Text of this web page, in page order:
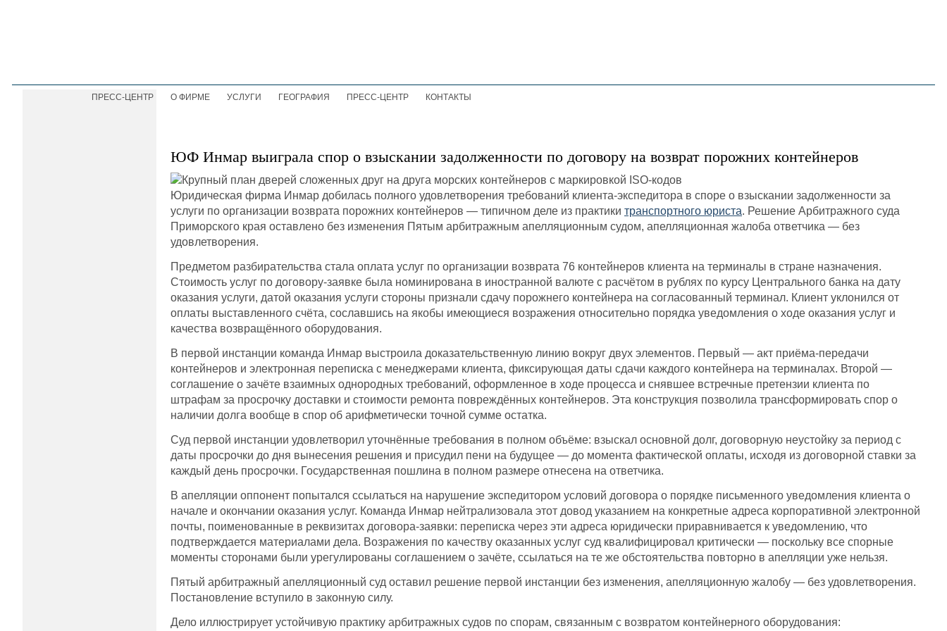
О ФИРМЕ УСЛУГИ ГЕОГРАФИЯ ПРЕСС-ЦЕНТР КОНТАКТЫ
ЮФ Инмар выиграла спор о взыскании задолженности по договору на возврат порожних контейнеров
Юридическая фирма Инмар добилась полного удовлетворения требований клиента-экспедитора в споре о взыскании задолженности за
услуги по организации возврата порожних контейнеров — типичном деле из практики транспортного юриста. Решение Арбитражного суда
Приморского края оставлено без изменения Пятым арбитражным апелляционным судом, апелляционная жалоба ответчика — без
удовлетворения.
Предметом разбирательства стала оплата услуг по организации возврата 76 контейнеров клиента на терминалы в стране назначения.
Стоимость услуг по договору-заявке была номинирована в иностранной валюте с расчётом в рублях по курсу Центрального банка на дату
оказания услуги, датой оказания услуги стороны признали сдачу порожнего контейнера на согласованный терминал. Клиент уклонился от
оплаты выставленного счёта, сославшись на якобы имеющиеся возражения относительно порядка уведомления о ходе оказания услуг и
качества возвращённого оборудования.
В первой инстанции команда Инмар выстроила доказательственную линию вокруг двух элементов. Первый — акт приёма-передачи
контейнеров и электронная переписка с менеджерами клиента, фиксирующая даты сдачи каждого контейнера на терминалах. Второй —
соглашение о зачёте взаимных однородных требований, оформленное в ходе процесса и снявшее встречные претензии клиента по
штрафам за просрочку доставки и стоимости ремонта повреждённых контейнеров. Эта конструкция позволила трансформировать спор о
наличии долга вообще в спор об арифметически точной сумме остатка.
Суд первой инстанции удовлетворил уточнённые требования в полном объёме: взыскал основной долг, договорную неустойку за период с
даты просрочки до дня вынесения решения и присудил пени на будущее — до момента фактической оплаты, исходя из договорной ставки за
каждый день просрочки. Государственная пошлина в полном размере отнесена на ответчика.
В апелляции оппонент попытался ссылаться на нарушение экспедитором условий договора о порядке письменного уведомления клиента о
начале и окончании оказания услуг. Команда Инмар нейтрализовала этот довод указанием на конкретные адреса корпоративной электронной
почты, поименованные в реквизитах договора-заявки: переписка через эти адреса юридически приравнивается к уведомлению, что
подтверждается материалами дела. Возражения по качеству оказанных услуг суд квалифицировал критически — поскольку все спорные
моменты сторонами были урегулированы соглашением о зачёте, ссылаться на те же обстоятельства повторно в апелляции уже нельзя.
Пятый арбитражный апелляционный суд оставил решение первой инстанции без изменения, апелляционную жалобу — без удовлетворения.
Постановление вступило в законную силу.
Дело иллюстрирует устойчивую практику арбитражных судов по спорам, связанным с возвратом контейнерного оборудования:
ПРЕСС-ЦЕНТР